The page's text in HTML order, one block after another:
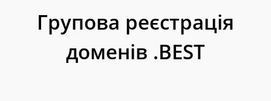
Групова реєстрація
доменів .BEST